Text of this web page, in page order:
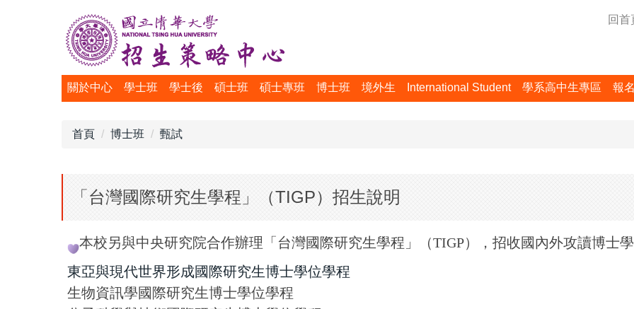
回首
關於中心 學士班 學士後 碩士班 碩士專班 博士班 境外生 International Student 學系高中生專區 報
首頁 博士班 甄試
「台灣國際研究生學程」（TIGP）招生說明
本校另與中央研究院合作辦理「台灣國際研究生學程」（TIGP），招收國內外攻讀博士學
東亞與現代世界形成國際研究生博士學位學程
生物資訊學國際研究生博士學位學程